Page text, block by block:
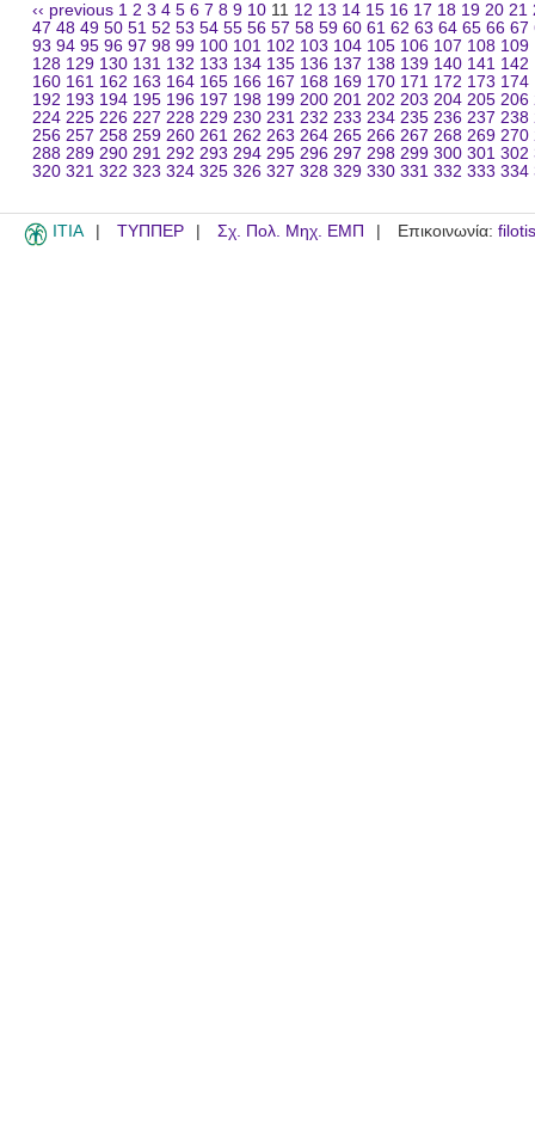
‹‹ previous 1 2 3 4 5 6 7 8 9 10 11 12 13 14 15 16 17 18 19 20 21
47 48 49 50 51 52 53 54 55 56 57 58 59 60 61 62 63 64 65 66 67
93 94 95 96 97 98 99 100 101 102 103 104 105 106 107 108 109
128 129 130 131 132 133 134 135 136 137 138 139 140 141 142
160 161 162 163 164 165 166 167 168 169 170 171 172 173 174
192 193 194 195 196 197 198 199 200 201 202 203 204 205 206
224 225 226 227 228 229 230 231 232 233 234 235 236 237 238
256 257 258 259 260 261 262 263 264 265 266 267 268 269 270
288 289 290 291 292 293 294 295 296 297 298 299 300 301 302
320 321 322 323 324 325 326 327 328 329 330 331 332 333 334
ITIA ΤΥΠΠΕΡ Σχ. Πολ. Μηχ. ΕΜΠ Επικοινωνία: